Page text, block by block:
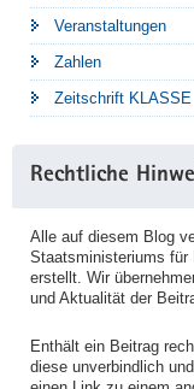
Veranstaltungen
Zahlen
Zeitschrift KLASSE
Rechtliche
Alle auf diesem Blog
Staatsministeriums für
erstellt. Wir
und Aktualität der
Enthält ein Beitrag
diese unverbindlich